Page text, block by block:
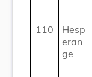
110
Hesp
eran
ge